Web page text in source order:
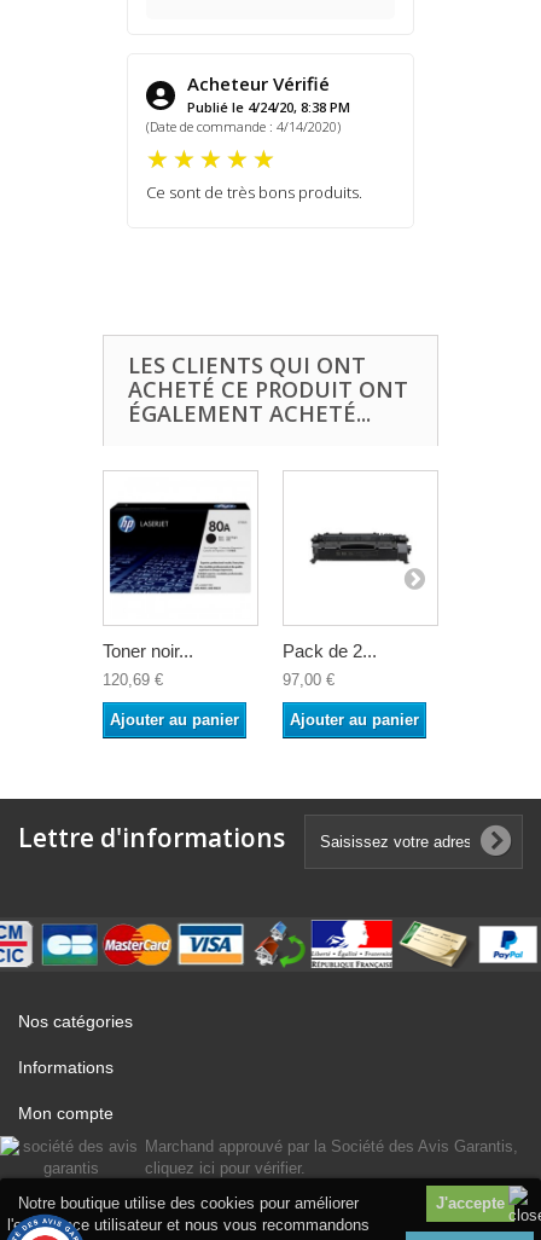
Notre boutique utilise des cookies pour améliorer
l'expérience utilisateur et nous vous recommandons
Acheteur Vérifié
Publié le 4/24/20, 8:38 PM
(Date de commande : 4/14/2020)
Ce sont de très bons produits.
LES CLIENTS QUI ONT
ACHETÉ CE PRODUIT ONT
ÉGALEMENT ACHETÉ...
Toner noir...
120,69 €
Ajouter au panier
Pack de 2...
97,00 €
Ajouter au panier
Lettre d'informations
Nos catégories
Informations
Mon compte
Marchand approuvé par la Société des Avis Garantis,
cliquez ici pour vérifier.